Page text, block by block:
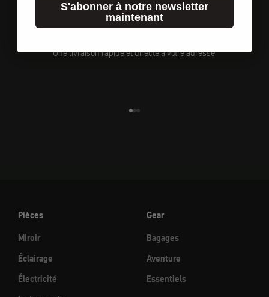
Une livraison rapide et directe à votre adresse.
Pièces
Miroir
Éclairage
Électricité
Gear
Bagages
Aventure
Essentiels
S'abonner à notre newsletter
maintenant